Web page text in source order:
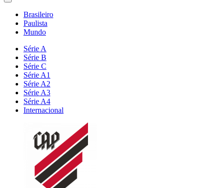
Brasileiro
Paulista
Mundo
Série A
Série B
Série C
Série A1
Série A2
Série A3
Série A4
Internacional